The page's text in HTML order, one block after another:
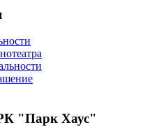
"Парк Хаус"